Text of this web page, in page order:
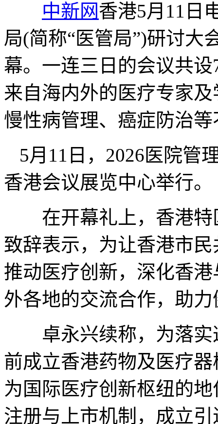
中新网香港5月11日
局(简称“医管局”)研讨大
幕。一连三日的会议共
来自海内外的医疗专家
慢性病管理、癌症防治
5月11日，2026医院管
香港会议展览中心举行
在开幕礼上，香港特
致辞表示，为让香港市
推动医疗创新，深化香
外各地的交流合作，助
卓永兴续称，为落实
前成立香港药物及医疗
为国际医疗创新枢纽的
注册与上市机制，成立